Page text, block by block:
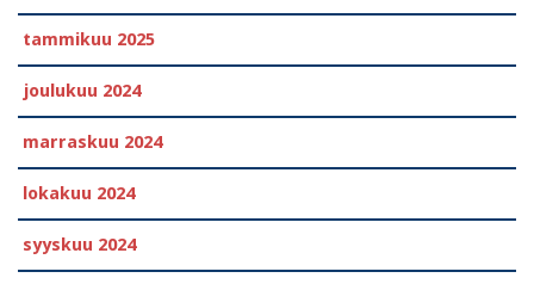
tammikuu 2025
joulukuu 2024
marraskuu 2024
lokakuu 2024
syyskuu 2024